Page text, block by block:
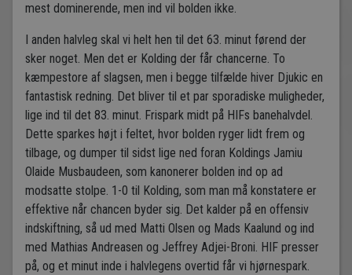
mest dominerende, men ind vil bolden ikke.
I anden halvleg skal vi helt hen til det 63. minut førend der
sker noget. Men det er Kolding der får chancerne. To
kæmpestore af slagsen, men i begge tilfælde hiver Djukic en
fantastisk redning. Det bliver til et par sporadiske muligheder,
lige ind til det 83. minut. Frispark midt på HIFs banehalvdel.
Dette sparkes højt i feltet, hvor bolden ryger lidt frem og
tilbage, og dumper til sidst lige ned foran Koldings Jamiu
Olaide Musbaudeen, som kanonerer bolden ind op ad
modsatte stolpe. 1-0 til Kolding, som man må konstatere er
effektive når chancen byder sig. Det kalder på en offensiv
indskiftning, så ud med Matti Olsen og Mads Kaalund og ind
med Mathias Andreasen og Jeffrey Adjei-Broni. HIF presser
på, og et minut inde i halvlegens overtid får vi hjørnespark.